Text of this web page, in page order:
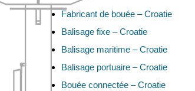
Fabricant de bouée – Croatie
Balisage fixe – Croatie
Balisage maritime – Croatie
Balisage portuaire – Croatie
Bouée connectée – Croatie